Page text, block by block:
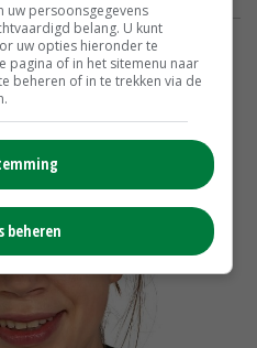
uw persoonsgegevens
belang. U kunt
uw opties hieronder te
pagina of in het sitemenu naar
beheren of in te trekken via de
beheren